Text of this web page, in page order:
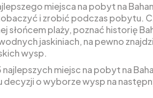
miejsca na pobyt na
i zrobić podczas pobytu.
słońcem plaży, poznać historię
jaskiniach, na pewno
wysp.
najlepszych miejsc na pobyt na
decyzji o wyborze wysp na